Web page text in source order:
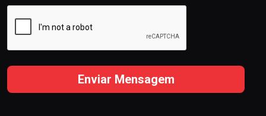
Enviar Mensagem